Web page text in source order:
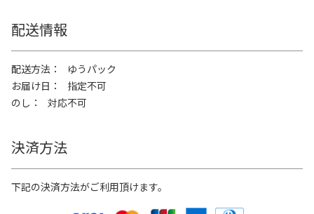
配送情報
配送方法
ゆうパック
お届け日
指定不可
のし
対応不可
決済方法
下記の決済方法がご利用頂けます。